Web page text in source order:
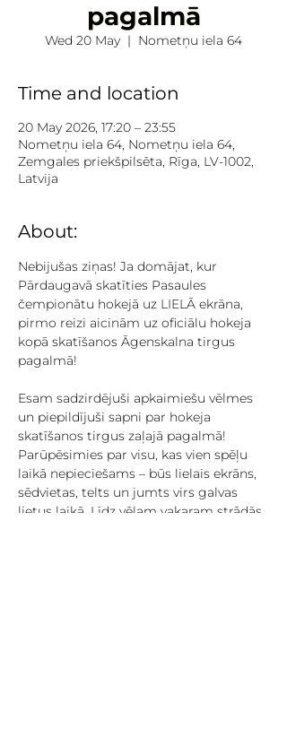
pagalmā
Wed 20 May
  |
Nometņu iela 64
Time and location
20 May 2026, 17:20 – 23:55
Nometņu iela 64, Nometņu iela 64,
Zemgales priekšpilsēta, Rīga, LV-1002,
Latvija
About:
Nebijušas ziņas! Ja domājat, kur
Pārdaugavā skatīties Pasaules
čempionātu hokejā uz LIELĀ ekrāna,
pirmo reizi aicinām uz oficiālu hokeja
kopā skatīšanos Āgenskalna tirgus
pagalmā!
Esam sadzirdējuši apkaimiešu vēlmes
un piepildījuši sapni par hokeja
skatīšanos tirgus zaļajā pagalmā!
Parūpēsimies par visu, kas vien spēļu
laikā nepieciešams – būs lielais ekrāns,
sēdvietas, telts un jumts virs galvas
lietus laikā. Līdz vēlam vakaram strādās